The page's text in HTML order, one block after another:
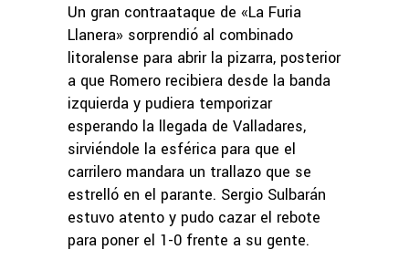
Un gran contraataque de «La Furia
Llanera» sorprendió al combinado
litoralense para abrir la pizarra, posterior
a que Romero recibiera desde la banda
izquierda y pudiera temporizar
esperando la llegada de Valladares,
sirviéndole la esférica para que el
carrilero mandara un trallazo que se
estrelló en el parante. Sergio Sulbarán
estuvo atento y pudo cazar el rebote
para poner el 1-0 frente a su gente.